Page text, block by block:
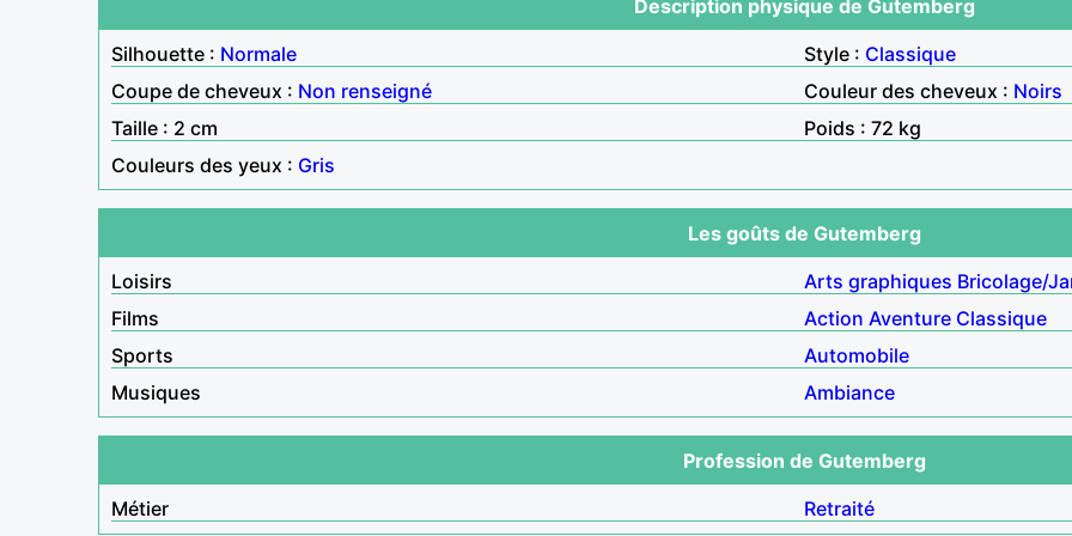
Description physique de Gutemberg
Silhouette : Normale Style : Classique
Coupe de cheveux : Non renseigné Couleur des cheveux : Noirs
Taille : 2 cm
Poids : 72 kg
Couleurs des yeux : Gris
Les goûts de Gutemberg
Loisirs
Arts graphiques Bricolage/
Films
Action Aventure Classique
Sports
Automobile
Musiques
Ambiance
Profession de Gutemberg
Métier
Retraité